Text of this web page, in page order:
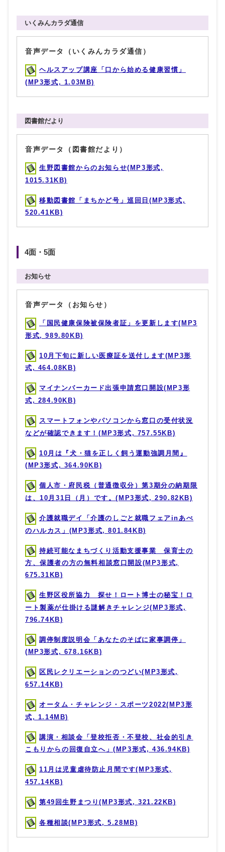
いくみんカラダ通信
音声データ（いくみんカラダ通信）
ヘルスアップ講座「口から始める健康習慣」
(MP3形式, 1.03MB)
図書館だより
音声データ（図書館だより）
生野図書館からのお知らせ(MP3形式,
1015.31KB)
移動図書館「まちかど号」巡回日(MP3形式,
520.41KB)
4面・5面
お知らせ
音声データ（お知らせ）
「国民健康保険被保険者証」を更新します(MP3
形式, 989.80KB)
10月下旬に新しい医療証を送付します(MP3形
式, 464.08KB)
マイナンバーカード出張申請窓口開設(MP3形
式, 284.90KB)
スマートフォンやパソコンから窓口の受付状況
などが確認できます！(MP3形式, 757.55KB)
10月は『犬・猫を正しく飼う運動強調月間』
(MP3形式, 364.90KB)
個人市・府民税（普通徴収分）第3期分の納期限
は、10月31日（月）です。(MP3形式, 290.82KB)
介護就職デイ「介護のしごと就職フェアinあべ
のハルカス」(MP3形式, 801.84KB)
持続可能なまちづくり活動支援事業 保育士の
方、保護者の方の無料相談窓口開設(MP3形式,
675.31KB)
生野区役所協力 探せ！ロート博士の秘宝！ロ
ート製薬が仕掛ける謎解きチャレンジ(MP3形式,
796.74KB)
調停制度説明会「あなたのそばに家事調停」
(MP3形式, 678.16KB)
区民レクリエーションのつどい(MP3形式,
657.14KB)
オータム・チャレンジ・スポーツ2022(MP3形
式, 1.14MB)
講演・相談会「登校拒否・不登校、社会的引き
こもりからの回復自立へ」(MP3形式, 436.94KB)
11月は児童虐待防止月間です(MP3形式,
457.14KB)
第49回生野まつり(MP3形式, 321.22KB)
各種相談(MP3形式, 5.28MB)